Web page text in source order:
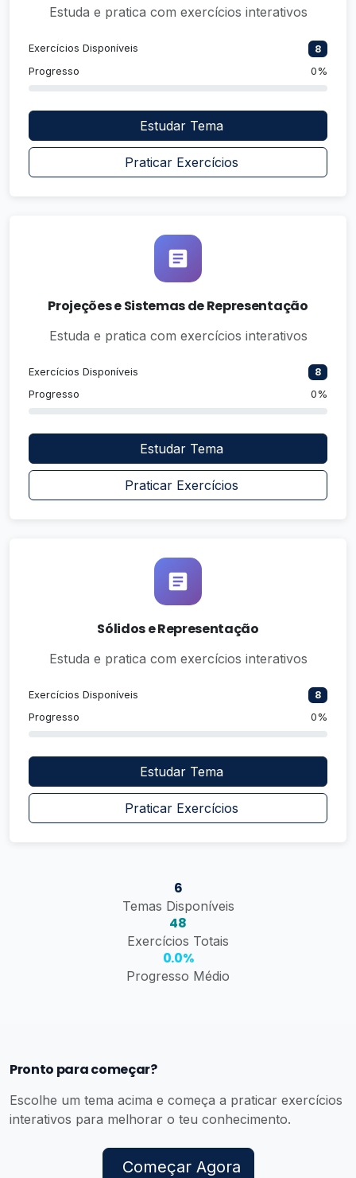
Estuda e pratica com exercícios interativos
Exercícios Disponíveis
8
Progresso
0%
Estudar Tema
Praticar Exercícios
Projeções e Sistemas de Representação
Estuda e pratica com exercícios interativos
Exercícios Disponíveis
8
Progresso
0%
Estudar Tema
Praticar Exercícios
Sólidos e Representação
Estuda e pratica com exercícios interativos
Exercícios Disponíveis
8
Progresso
0%
Estudar Tema
Praticar Exercícios
6
Temas Disponíveis
48
Exercícios Totais
0.0%
Progresso Médio
Pronto para começar?
Escolhe um tema acima e começa a praticar exercícios
interativos para melhorar o teu conhecimento.
Começar Agora